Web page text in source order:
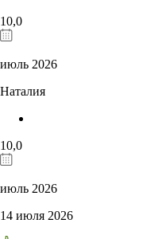
10,0
июль 2026
Наталия
10,0
июль 2026
14 июля 2026